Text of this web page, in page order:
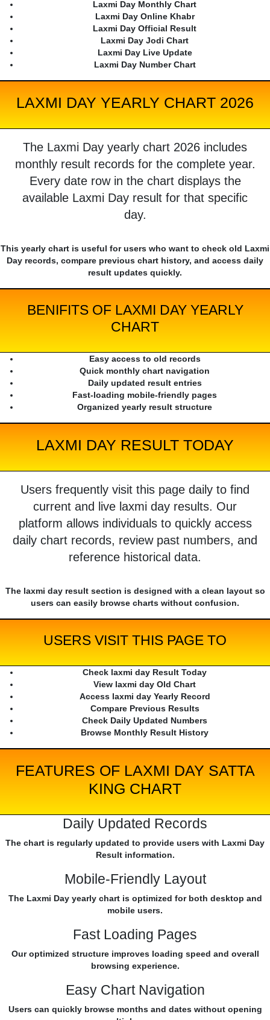
Laxmi Day Monthly Chart
Laxmi Day Online Khabr
Laxmi Day Official Result
Laxmi Day Jodi Chart
Laxmi Day Live Update
Laxmi Day Number Chart
LAXMI DAY YEARLY CHART 2026
The Laxmi Day yearly chart 2026 includes
monthly result records for the complete year.
Every date row in the chart displays the
available Laxmi Day result for that specific
day.
This yearly chart is useful for users who want to check old Laxmi
Day records, compare previous chart history, and access daily
result updates quickly.
BENIFITS OF LAXMI DAY YEARLY
CHART
Easy access to old records
Quick monthly chart navigation
Daily updated result entries
Fast-loading mobile-friendly pages
Organized yearly result structure
LAXMI DAY RESULT TODAY
Users frequently visit this page daily to find
current and live laxmi day results. Our
platform allows individuals to quickly access
daily chart records, review past numbers, and
reference historical data.
The laxmi day result section is designed with a clean layout so
users can easily browse charts without confusion.
USERS VISIT THIS PAGE TO
Check laxmi day Result Today
View laxmi day Old Chart
Access laxmi day Yearly Record
Compare Previous Results
Check Daily Updated Numbers
Browse Monthly Result History
FEATURES OF LAXMI DAY SATTA
KING CHART
Daily Updated Records
The chart is regularly updated to provide users with Laxmi Day
Result information.
Mobile-Friendly Layout
The Laxmi Day yearly chart is optimized for both desktop and
mobile users.
Fast Loading Pages
Our optimized structure improves loading speed and overall
browsing experience.
Easy Chart Navigation
Users can quickly browse months and dates without opening